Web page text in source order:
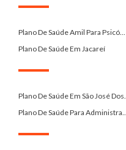
Plano De Saúde Amil Para Psicó...
Plano De Saúde Em Jacareí
Plano De Saúde Em São José Dos...
Plano De Saúde Para Administra...